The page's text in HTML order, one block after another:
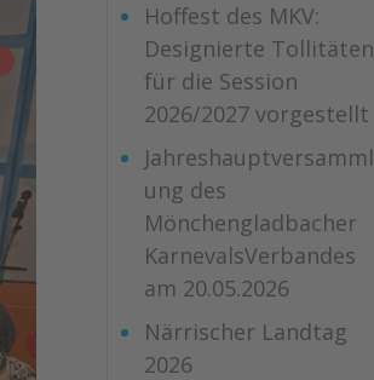
Hoffest des MKV:
Designierte Tollitäten
für die Session
2026/2027 vorgestellt
Jahreshauptversamml
ung des
Mönchengladbacher
KarnevalsVerbandes
am 20.05.2026
Närrischer Landtag
2026